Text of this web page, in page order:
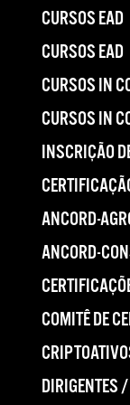
CURSOS EAD
CURSOS EAD
CURSOS IN
CURSOS IN
INSCRIÇÃO
ANCORD-
ANCORD-
COMITÊ DE
DIRIGENTES